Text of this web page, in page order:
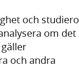
och studiero
om det
och andra